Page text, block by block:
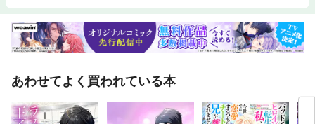
あわせてよく買われている本